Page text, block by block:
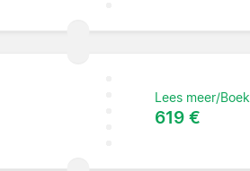
Lees meer/Boek
619 €